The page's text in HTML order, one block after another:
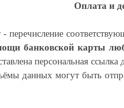
Оплата и
перечисление
банковской карты
персональная ссылка
данных могут быть